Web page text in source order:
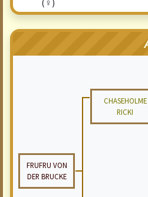
(♀)
CHASEHOLME
RICKI
FRUFRU VON
DER BRUCKE